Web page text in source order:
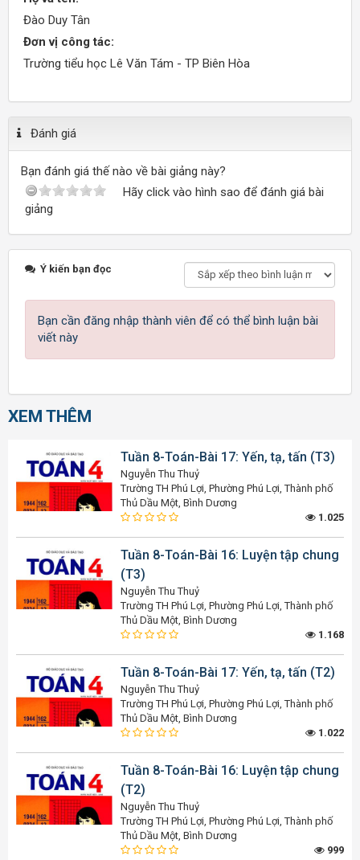
Đào Duy Tân
Đơn vị công tác:
Trường tiểu học Lê Văn Tám - TP Biên Hòa
Đánh giá
Bạn đánh giá thế nào về bài giảng này?
Hãy click vào hình sao để đánh giá bài
giảng
Ý kiến bạn đọc
Bạn cần đăng nhập thành viên để có thể bình luận bài
viết này
XEM THÊM
Tuần 8-Toán-Bài 17: Yến, tạ, tấn (T3)
Nguyễn Thu Thuỷ
Trường TH Phú Lợi, Phường Phú Lợi, Thành phố
Thủ Dầu Một, Bình Dương
1.025
Tuần 8-Toán-Bài 16: Luyện tập chung
(T3)
Nguyễn Thu Thuỷ
Trường TH Phú Lợi, Phường Phú Lợi, Thành phố
Thủ Dầu Một, Bình Dương
1.168
Tuần 8-Toán-Bài 17: Yến, tạ, tấn (T2)
Nguyễn Thu Thuỷ
Trường TH Phú Lợi, Phường Phú Lợi, Thành phố
Thủ Dầu Một, Bình Dương
1.022
Tuần 8-Toán-Bài 16: Luyện tập chung
(T2)
Nguyễn Thu Thuỷ
Trường TH Phú Lợi, Phường Phú Lợi, Thành phố
Thủ Dầu Một, Bình Dương
999